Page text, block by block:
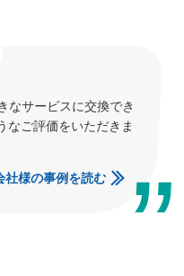
なサービスに交換でき
なご評価をいただきま
社様の事例を読む